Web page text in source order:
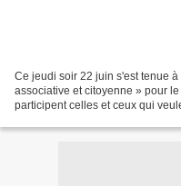
Ce jeudi soir 22 juin s'est tenue
associative et citoyenne » pour
participent celles et ceux qui